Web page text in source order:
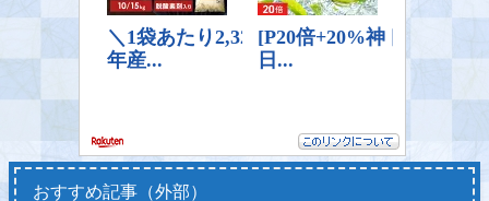
おすすめ記事（外部）